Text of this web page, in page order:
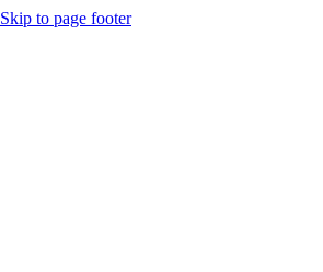
Skip to page footer